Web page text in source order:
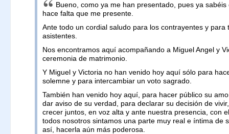
Bueno, como ya me han presentado, pues ya sabéis
hace falta que me presente.
Ante todo un cordial saludo para los contrayentes y para
asistentes.
Nos encontramos aquí acompañando a Miguel Angel y
ceremonia de matrimonio.
Y Miguel y Victoria no han venido hoy aquí sólo para
solemne y para intercambiar un voto sagrado.
También han venido hoy aquí, para hacer público su
dar aviso de su verdad, para declarar su decisión de
crecer juntos, en voz alta y ante nuestra presencia, con
todos nosotros sintamos una parte muy real e íntima de
así, hacerla aún más poderosa.